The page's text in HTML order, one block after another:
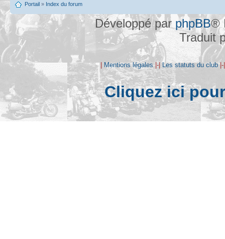
Portail » Index du forum
Développé par phpBB®
Traduit
Mentions légales|-|Les statuts du club
Cliquez ici